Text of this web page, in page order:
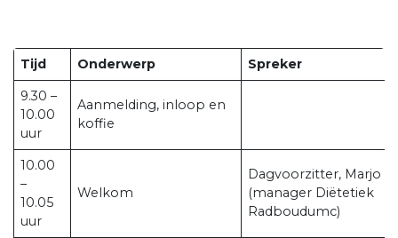
Tijd Onderwerp
Spreker
9.30 –
10.00
uur
Aanmelding, inloop en
koffie
10.00
–
10.05
uur
Welkom
Dagvoorzitter, Marjo
(manager Diëtetiek
Radboudumc)